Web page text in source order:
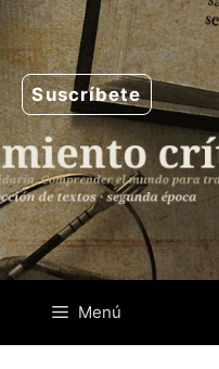
Suscríbete
Menú